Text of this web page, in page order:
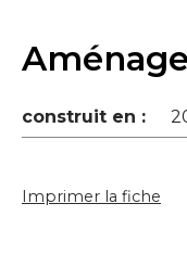
construit en :
Imprimer la fiche